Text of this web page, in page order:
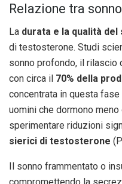
Relazione tra
La durata e la qualità del
di testosterone. Studi
sonno profondo, il rilascio
con circa il 70% della
concentrata in questa fase
uomini che dormono
sperimentare riduzioni
sierici di testosterone
Il sonno frammentato o